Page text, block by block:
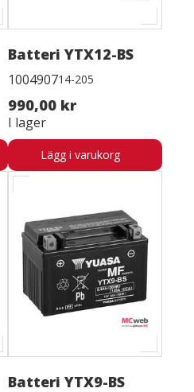
Batteri YTX12-BS
100490714-205
990,00 kr
I lager
Lägg i varukorg
Batteri YTX9-BS